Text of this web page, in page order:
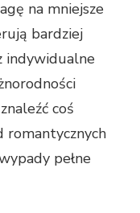
na mniejsze
bardziej
indywidualne
coś
romantycznych
pełne